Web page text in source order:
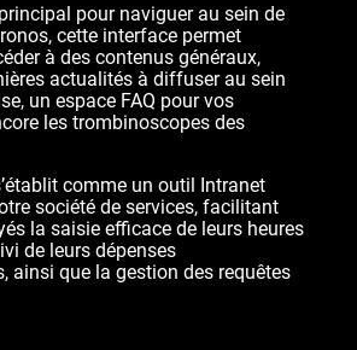
pour naviguer au sein de
cette interface permet
à des contenus généraux,
actualités à diffuser au sein
un espace FAQ pour vos
les trombinoscopes des
comme un outil Intranet
société de services, facilitant
la saisie efficace de leurs heures
de leurs dépenses
ainsi que la gestion des requêtes